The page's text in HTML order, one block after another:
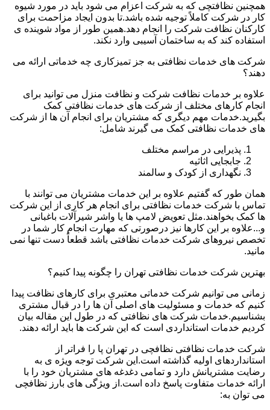
همچنین نظافتچی که به شرکت اعزام می شود باید در مورد شیوه
کار در شرکت کاملاً توجیه شده باشد.تا بدون ایجاد مزاحمت برای
کارکنان نظافت شرکت را انجام دهد.همین طور از مواد شوینده ی
استفاده کند که به ساختمان آسیبی وارد نکند.
شرکت های خدمات نظافتی به جز تمیزکاری چه خدماتی ارائه می
دهند؟
علاوه بر خدمات نظافت شرکت و نظافت منزل می توانید برای
انجام کارهای مختلف از شرکت های خدمات نظافتی کمک
بگیرید.خدمات مهم دیگری که مشتریان برای انجام آن ها از شرکت
های خدمات نظافتی کمک می گیرند شامل:
پذیرایی در مراسم مختلف
جابجایی اثاثیه
نگهداری از کودک و سالمند
همان طور که گفتیم علاوه بر این خدمات مشتریان می توانند با
تماس با شرکت خدمات نظافتی برای انجام هر کاری از این شرکت
ها کمک بخواهند.مثل تعویض لامپ ها یا واشر شیرآلات باغبانی
و...علاوه بر این کارها نیز درصورتی که مهارت انجام کار شما در
تخصص نیروهای شرکت خدمات نظافتی باشد قطعاً دست تنها نمی
مانید.
بهترین شرکت خدمات نظافتی تهران را چگونه پیدا کنیم؟
زمانی می توانیم شرکت خدماتی معتبری برای کارهای نظافت پیدا
کنیم که خدمات و مسئولیت های اصلی آن ها را در قبال مشتری
بشناسیم.خدمات شرکت های نظافتی که در طول این مقاله بیان
کردیم خدمات استانداردی است که این شرکت ها باید ارائه دهند.
شرکت خدمات نظافتی نظافچی در تهران پا را فراتر از
استانداردهای اولیه گذاشته است.این شرکت توجه ویژه ی به
رضایت مشتریانش دارد و تمامی دغدغه های مشتریان خود را با
ارائه خدمات متفاوت پاسخ داده است.از ویژگی های بارز نظافچی
می توان به: